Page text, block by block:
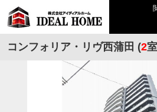
コンフォリア・リヴ西蒲田 (2